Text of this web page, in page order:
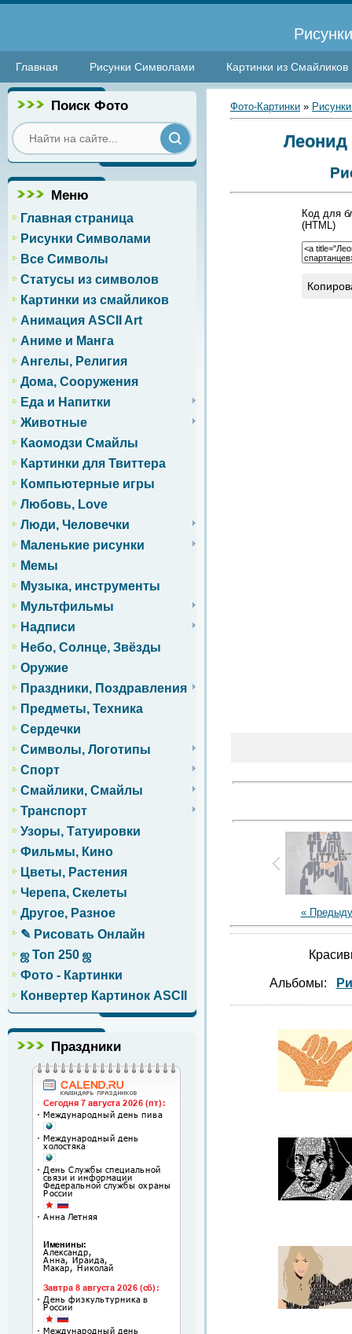
Главная Рисунки Символами Картинки из Смайликов
Поиск Фото
Меню
Главная страница
Рисунки Символами
Все Символы
Статусы из символов
Картинки из смайликов
Анимация ASCII Art
Аниме и Манга
Ангелы, Религия
Дома, Сооружения
Еда и Напитки
Животные
Каомодзи Смайлы
Картинки для Твиттера
Компьютерные игры
Любовь, Love
Люди, Человечки
Маленькие рисунки
Мемы
Музыка, инструменты
Мультфильмы
Надписи
Небо, Солнце, Звёзды
Оружие
Праздники, Поздравления
Предметы, Техника
Сердечки
Символы, Логотипы
Спорт
Смайлики, Смайлы
Транспорт
Узоры, Татуировки
Фильмы, Кино
Цветы, Растения
Черепа, Скелеты
Другое, Разное
✎ Рисовать Онлайн
ஜ Топ 250 ஜ
Фото - Картинки
Конвертер Картинок ASCII
Праздники
Фото-Картинки »
Леонид
Код для
(HTML)
«
Альбомы: